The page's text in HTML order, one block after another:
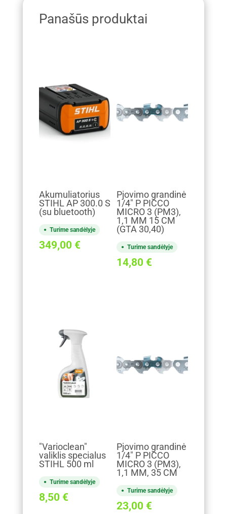
Panašūs produktai
Akumuliatorius
STIHL AP 300.0 S
(su bluetooth)
Turime sandėlyje
349,00 €
Pjovimo grandinė
1/4" P PICCO
MICRO 3 (PM3),
1,1 MM 15 CM
(GTA 30,40)
Turime sandėlyje
14,80 €
"Varioclean"
valiklis specialus
STIHL 500 ml
Turime sandėlyje
8,50 €
Pjovimo grandinė
1/4" P PICCO
MICRO 3 (PM3),
1,1 MM, 35 CM
Turime sandėlyje
23,00 €